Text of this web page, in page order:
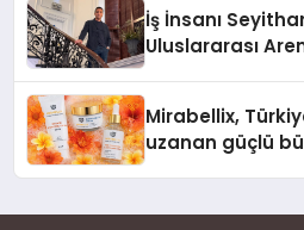
İş İnsanı
Uluslararası
Mirabellix,
uzanan güçlü